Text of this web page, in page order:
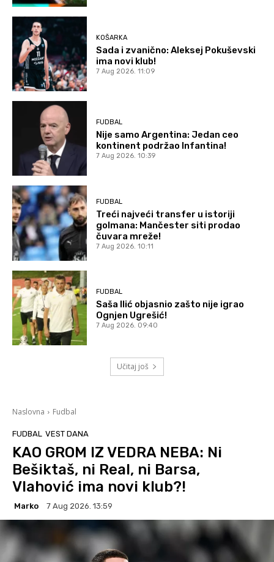
KOŠARKA
Sada i zvanično: Aleksej Pokuševski
ima novi klub!
7 Aug 2026. 11:09
FUDBAL
Nije samo Argentina: Jedan ceo
kontinent podržao Infantina!
7 Aug 2026. 10:39
FUDBAL
Treći najveći transfer u istoriji
golmana: Mančester siti prodao
čuvara mreže!
7 Aug 2026. 10:11
FUDBAL
Saša Ilić objasnio zašto nije igrao
Ognjen Ugrešić!
7 Aug 2026. 09:40
Učitaj još